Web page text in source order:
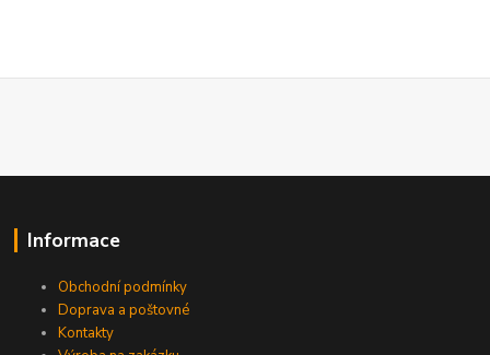
Informace
Obchodní podmínky
Doprava a poštovné
Kontakty